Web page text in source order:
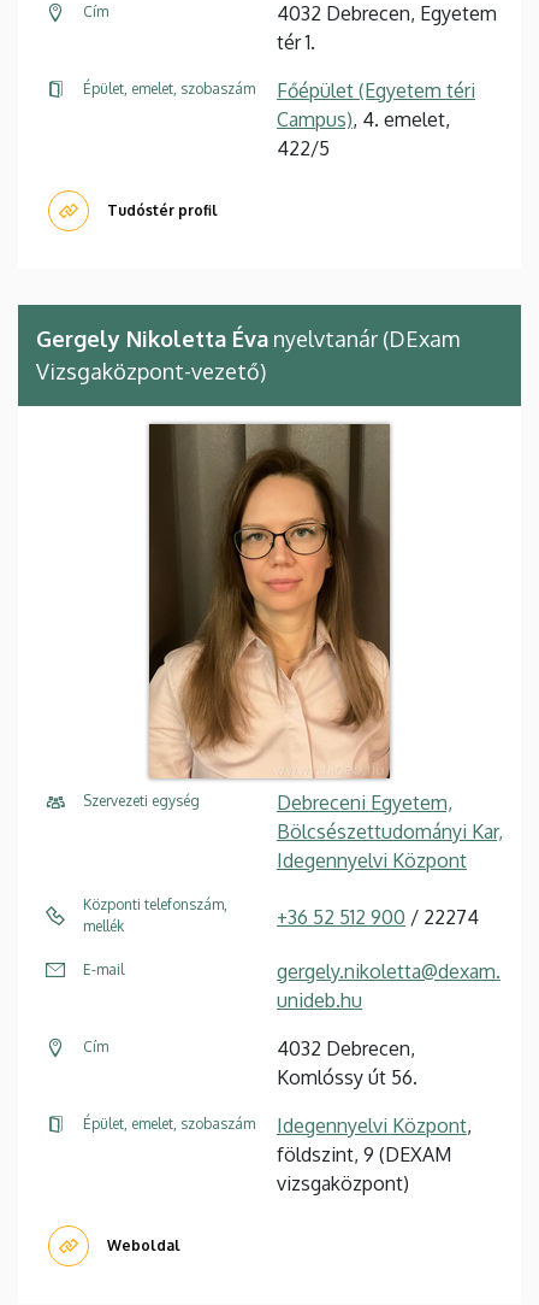
Cím
4032 Debrecen, Egyetem
tér 1.
Épület, emelet, szobaszám
Főépület (Egyetem téri
Campus), 4. emelet,
422/5
Tudóstér profil
Gergely Nikoletta Éva nyelvtanár (DExam
Vizsgaközpont-vezető)
Szervezeti egység
Debreceni Egyetem,
Bölcsészettudományi Kar,
Idegennyelvi Központ
Központi telefonszám,
mellék
+36 52 512 900 / 22274
E-mail
gergely.nikoletta@dexam.
unideb.hu
Cím
4032 Debrecen,
Komlóssy út 56.
Épület, emelet, szobaszám Idegennyelvi Központ,
földszint, 9 (DEXAM
vizsgaközpont)
Weboldal